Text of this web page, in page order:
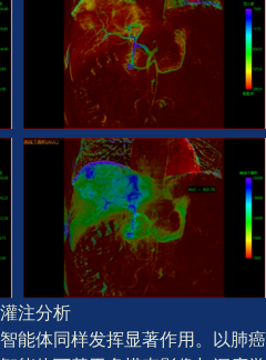
注分析
能体同样发挥显著作用。以肺癌